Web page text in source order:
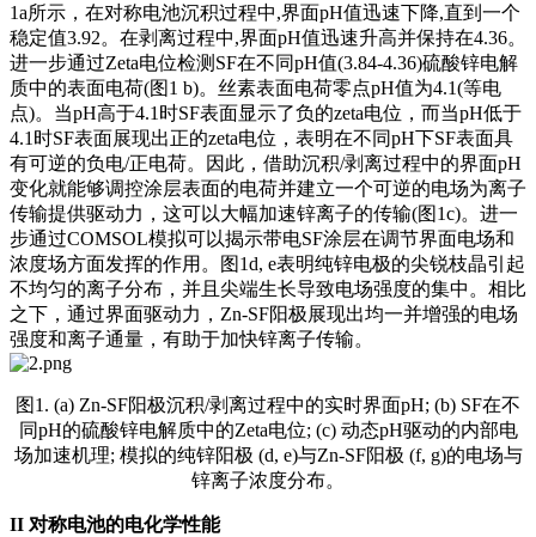
1a所示，在对称电池沉积过程中,界面pH值迅速下降,直到一个
稳定值3.92。在剥离过程中,界面pH值迅速升高并保持在4.36。
进一步通过Zeta电位检测SF在不同pH值(3.84-4.36)硫酸锌电解
质中的表面电荷(图1 b)。丝素表面电荷零点pH值为4.1(等电
点)。当pH高于4.1时SF表面显示了负的zeta电位，而当pH低于
4.1时SF表面展现出正的zeta电位，表明在不同pH下SF表面具
有可逆的负电/正电荷。因此，借助沉积/剥离过程中的界面pH
变化就能够调控涂层表面的电荷并建立一个可逆的电场为离子
传输提供驱动力，这可以大幅加速锌离子的传输(图1c)。进一
步通过COMSOL模拟可以揭示带电SF涂层在调节界面电场和
浓度场方面发挥的作用。图1d, e表明纯锌电极的尖锐枝晶引起
不均匀的离子分布，并且尖端生长导致电场强度的集中。相比
之下，通过界面驱动力，Zn-SF阳极展现出均一并增强的电场
强度和离子通量，有助于加快锌离子传输。
图1. (a) Zn-SF阳极沉积/剥离过程中的实时界面pH; (b) SF在不
同pH的硫酸锌电解质中的Zeta电位; (c) 动态pH驱动的内部电
场加速机理; 模拟的纯锌阳极 (d, e)与Zn-SF阳极 (f, g)的电场与
锌离子浓度分布。
II 对称电池的电化学性能